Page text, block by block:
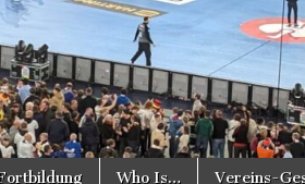
Who Is… Vereins-